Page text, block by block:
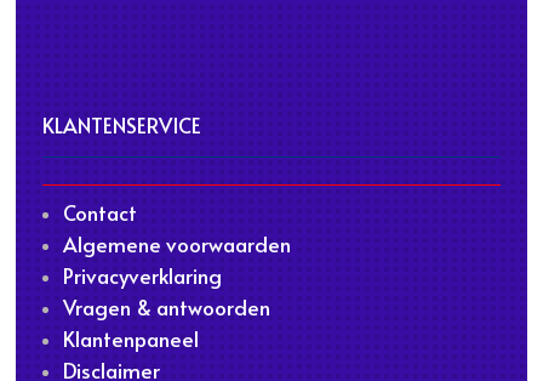
KLANTENSERVICE
Contact
Algemene voorwaarden
Privacyverklaring
Vragen & antwoorden
Klantenpaneel
Disclaimer